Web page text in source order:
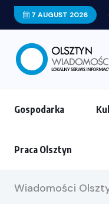
7 AUGUST 2026
Gospodarka
Praca Olsztyn
Wiadomości